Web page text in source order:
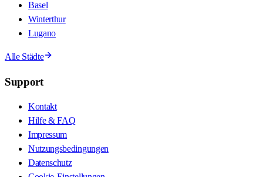
Basel
Winterthur
Lugano
Alle Städte
Support
Kontakt
Hilfe & FAQ
Impressum
Nutzungsbedingungen
Datenschutz